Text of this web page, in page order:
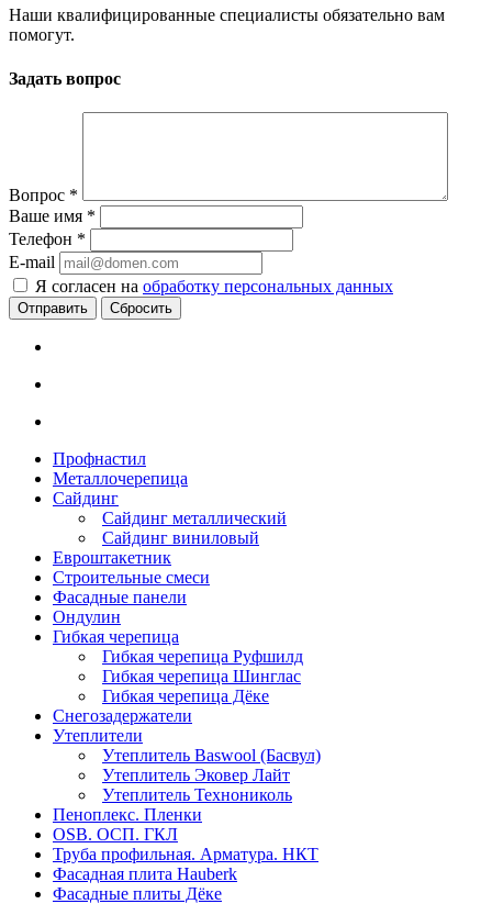
Наши квалифицированные специалисты обязательно вам
помогут.
Задать вопрос
Вопрос *
Ваше имя *
Телефон *
E-mail
Я согласен на обработку персональных данных
Сбросить
Профнастил
Металлочерепица
Сайдинг
Сайдинг металлический
Сайдинг виниловый
Евроштакетник
Строительные смеси
Фасадные панели
Ондулин
Гибкая черепица
Гибкая черепица Руфшилд
Гибкая черепица Шинглас
Гибкая черепица Дёке
Снегозадержатели
Утеплители
Утеплитель Baswool (Басвул)
Утеплитель Эковер Лайт
Утеплитель Технониколь
Пеноплекс. Пленки
OSB. ОСП. ГКЛ
Труба профильная. Арматура. НКТ
Фасадная плита Hauberk
Фасадные плиты Дёке